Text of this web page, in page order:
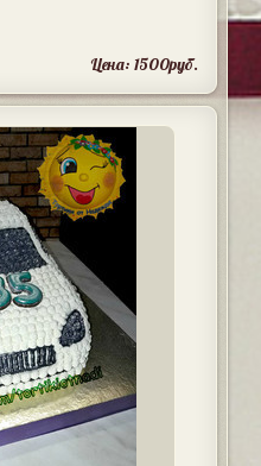
Цена: 1500руб.